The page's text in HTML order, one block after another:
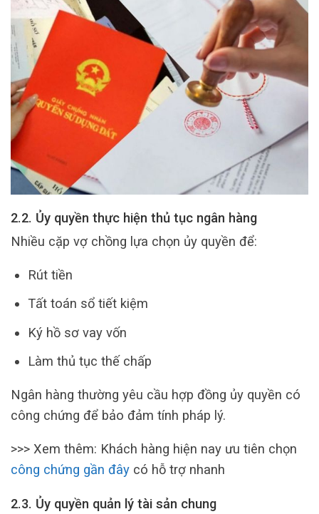
2.2. Ủy quyền thực hiện thủ tục ngân hàng
Nhiều cặp vợ chồng lựa chọn ủy quyền để:
Rút tiền
Tất toán sổ tiết kiệm
Ký hồ sơ vay vốn
Làm thủ tục thế chấp
Ngân hàng thường yêu cầu hợp đồng ủy quyền có
công chứng để bảo đảm tính pháp lý.
>>> Xem thêm: Khách hàng hiện nay ưu tiên chọn
công chứng gần đây có hỗ trợ nhanh
2.3. Ủy quyền quản lý tài sản chung